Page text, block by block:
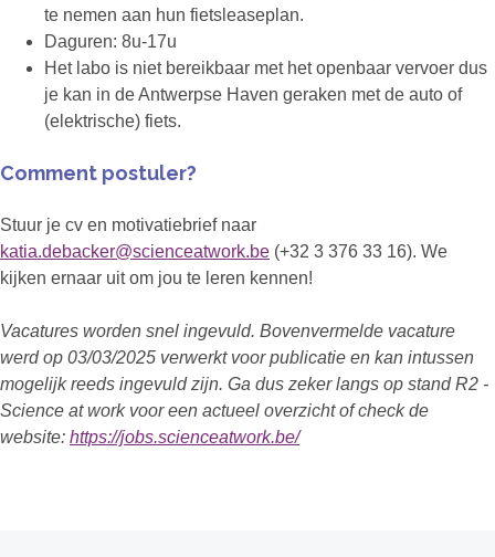
te nemen aan hun fietsleaseplan.
Daguren: 8u-17u
Het labo is niet bereikbaar met het openbaar vervoer dus
je kan in de Antwerpse Haven geraken met de auto of
(elektrische) fiets.
Comment postuler?
Stuur je cv en motivatiebrief naar
katia.debacker@scienceatwork.be (+32 3 376 33 16). We
kijken ernaar uit om jou te leren kennen!
Vacatures worden snel ingevuld. Bovenvermelde vacature
werd op 03/03/2025 verwerkt voor publicatie en kan intussen
mogelijk reeds ingevuld zijn. Ga dus zeker langs op stand R2 -
Science at work voor een actueel overzicht of check de
website: https://jobs.scienceatwork.be/